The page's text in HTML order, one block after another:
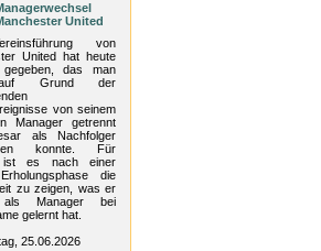
United
von
United hat heute
gegeben, das man
Grund der
von seinem
Manager getrennt
als Nachfolger
konnte. Für
ist es nach einer
die
zu zeigen, was er
als Manager bei
gelernt hat.
25.06.2026